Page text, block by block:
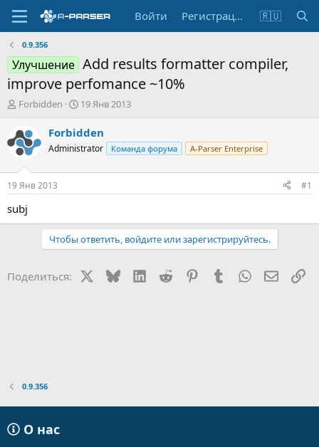
Войти Регистрация 🇷🇺
0.9.356
Улучшение Add results formatter compiler,
improve perfomance ~10%
А
т
о
р
т
е
м
ы
Forbidden
Д
т
н
а
19 Янв 2013
Forbidden
Administrator Команда форума A-Parser Enterprise
19 Янв 2013 #1
subj
Чтобы ответить, войдите или зарегистрируйтесь.
Поделиться: BlueskyLinkedIn
Reddit PinterestTumblr WhatsApp
0.9.356
О нас